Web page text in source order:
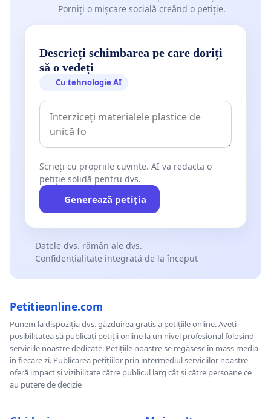
Porniți o mișcare socială creând o petiție.
Descrieți schimbarea pe care doriți
să o vedeți
Cu tehnologie AI
Scrieți cu propriile cuvinte. AI va redacta o
petiție solidă pentru dvs.
Generează petiția
Datele dvs. rămân ale dvs.
Confidențialitate integrată de la început
Petitieonline.com
Punem la dispoziția dvs. găzduirea gratis a petițiile online. Aveți
posibilitatea să publicați petiții online la un nivel profesional folosind
serviciile noastre dedicate. Petițiile noastre se regăsesc în mass media
în fiecare zi. Publicarea petițiilor prin intermediul serviciilor noastre
oferă impact și vizibilitate către publicul larg cât și către persoane ce
au putere de decizie